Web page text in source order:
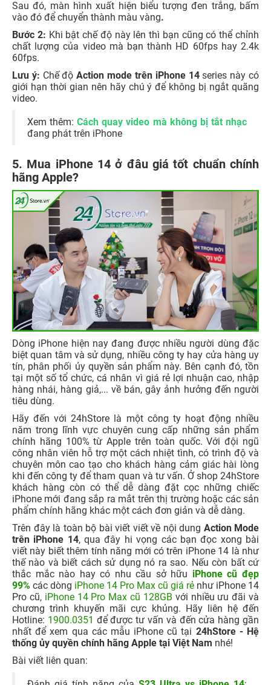
Sau đó, màn hình xuất hiện biểu tượng đen trắng, bấm
vào đó để chuyển thành màu vàng.
Bước 2: Khi bật chế độ này lên thì bạn cũng có thể chỉnh
chất lượng của video mà bạn thành HD 60fps hay 2.4k
60fps.
Lưu ý: Chế độAction mode trên iPhone 14series này có
giới hạn thời gian nên hãy chú ý để không bị ngắt quãng
video.
Xem thêm:Cách quay video mà không bị tắt nhạc
đang phát trên iPhone
5. Mua iPhone 14 ở đâu giá tốt chuẩn chính
hãng Apple?
Dòng iPhone hiện nay đang được nhiều người dùng đặc
biệt quan tâm và sử dụng, nhiều công ty hay cửa hàng uy
tín, phân phối ủy quyền sản phẩm này. Bên cạnh đó, tồn
tại một số tổ chức, cá nhân vì giá rẻ lợi nhuận cao, nhập
hàng nhái, hàng giả,... về bán, gây ảnh hưởng đến người
tiêu dùng.
Hãy đến với 24hStore là một công ty hoạt động nhiều
năm trong lĩnh vực chuyên cung cấp những sản phẩm
chính hãng 100% từ Apple trên toàn quốc. Với đội ngũ
công nhân viên hỗ trợ một cách nhiệt tình, có trình độ và
chuyên môn cao tạo cho khách hàng cảm giác hài lòng
khi đến công ty để tham quan và tư vấn. Ở shop 24hStore
khách hàng còn có thể dễ dàng đặt cọc những chiếc
iPhone mới đang sắp ra mắt trên thị trường hoặc các sản
phẩm chính hãng khác một cách đơn giản và dễ dàng.
Trên đây là toàn bộ bài viết viết về nội dung Action Mode
trên iPhone 14, qua đây hi vọng các bạn đọc xong bài
viết này biết thêm tính năng mới có trên iPhone 14 là như
thế nào và biết cách sử dụng nó ra sao. Nếu còn bất cứ
thắc mắc nào hay có nhu cầu sở hữu iPhone cũ đẹp
99% các dòng iPhone 14 Pro Max cũ giá rẻ như iPhone 14
Pro cũ, iPhone 14 Pro Max cũ 128GB với nhiều ưu đãi và
chương trình khuyến mãi cực khủng. Hãy liên hệ đến
Hotline: 1900.0351 để được tư vấn và đến cửa hàng gần
nhất để xem qua các mẫu iPhone cũ tại 24hStore - Hệ
thống ủy quyền chính hãng Apple tại Việt Nam nhé!
Bài viết liên quan: